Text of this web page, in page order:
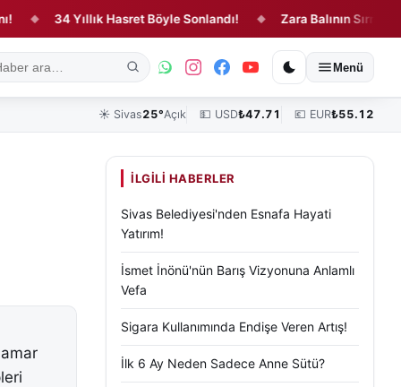
34 Yıllık Hasret Böyle Sonlandı! ◆ Zara Balının Sırrı Ortaya
Kültür, Sanat ve Tarih Yaşam Sivas Vefat Edenler Köşe
Menü
☀️ Sivas25°Açık 💵 USD₺47.71 💶 EUR₺55.12
İLGILI HABERLER
Sivas Belediyesi'nden Esnafa Hayati
Yatırım!
İsmet İnönü'nün Barış Vizyonuna Anlamlı
Vefa
Sigara Kullanımında Endişe Veren Artış!
İlk 6 Ay Neden Sadece Anne Sütü?